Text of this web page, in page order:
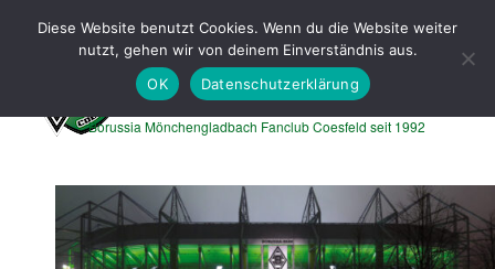
primären
sekundären
Borussen Express Coesfeld
Borussia Mönchengladbach Fanclub Coesfeld seit 1992
Diese Website benutzt Cookies. Wenn du die Website weiter
nutzt, gehen wir von deinem Einverständnis aus.
OK
Datenschutzerklärung